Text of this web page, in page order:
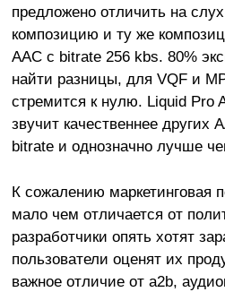
предложено отличить на
композицию и ту же
AAC с bitrate 256 kbs. 80%
найти разницы, для VQF и
стремится к нулю. Liquid Pro
звучит качественнее других
bitrate и однозначно лучше
К сожалению маркетинговая
мало чем отличается от
разработчики опять хотят
пользователи оценят их
важное отличие от a2b,